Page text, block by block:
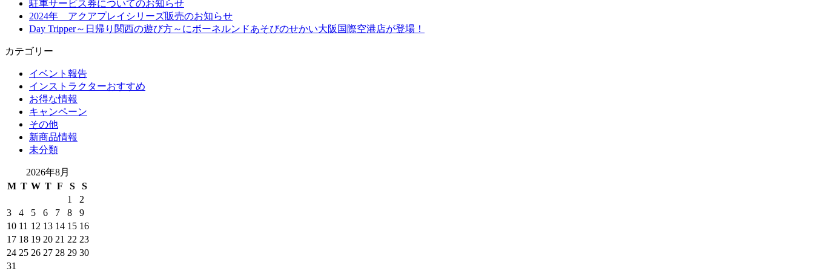
駐車サービス券についてのお知らせ
2024年 アクアプレイシリーズ販売のお知らせ
Day Tripper～日帰り関西の遊び方～にボーネルンドあそびのせかい大阪国際空港店が登場！
カテゴリー
イベント報告
インストラクターおすすめ
お得な情報
キャンペーン
その他
新商品情報
未分類
2026年8月
M T W T F S
S
1
2
3
4 5 6 7 8
9
10 11 12 13 14 15 16
17 18 19 20 21 22 23
24 25 26 27 28 29 30
31